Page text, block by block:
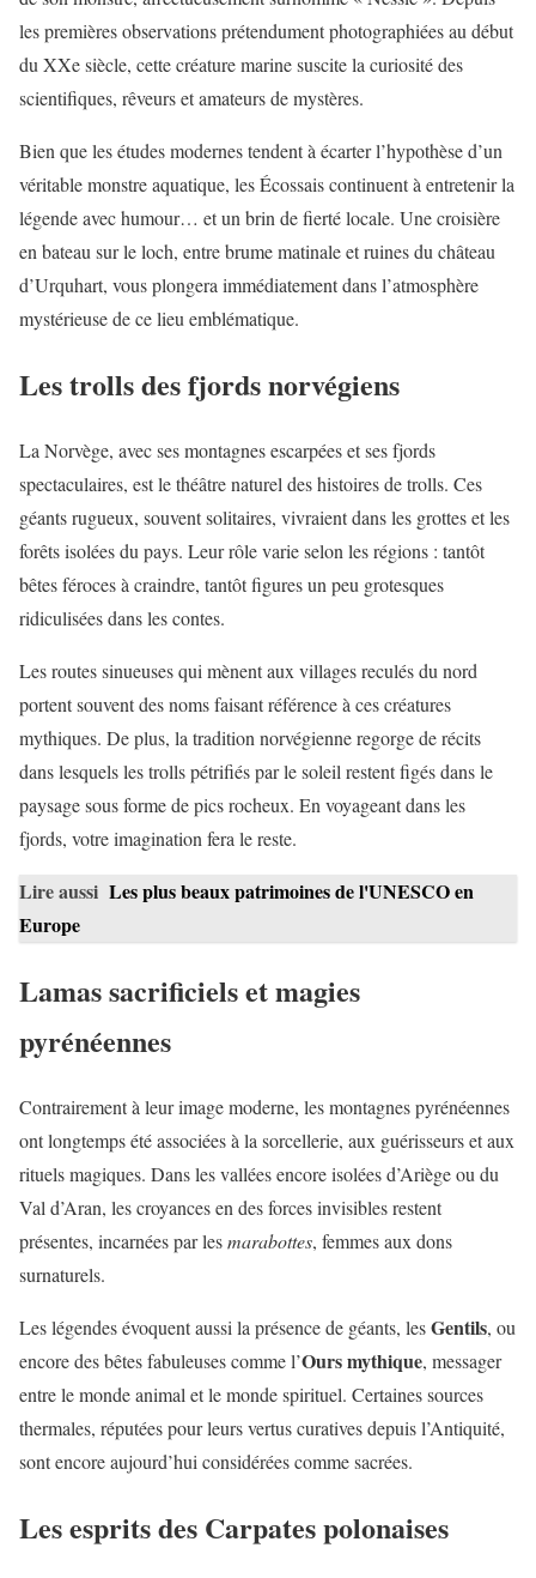
les premières observations prétendument photographiées au début
du XXe siècle, cette créature marine suscite la curiosité des
scientifiques, rêveurs et amateurs de mystères.
Bien que les études modernes tendent à écarter l’hypothèse d’un
véritable monstre aquatique, les Écossais continuent à entretenir la
légende avec humour… et un brin de fierté locale. Une croisière
en bateau sur le loch, entre brume matinale et ruines du château
d’Urquhart, vous plongera immédiatement dans l’atmosphère
mystérieuse de ce lieu emblématique.
Les trolls des fjords norvégiens
La Norvège, avec ses montagnes escarpées et ses fjords
spectaculaires, est le théâtre naturel des histoires de trolls. Ces
géants rugueux, souvent solitaires, vivraient dans les grottes et les
forêts isolées du pays. Leur rôle varie selon les régions : tantôt
bêtes féroces à craindre, tantôt figures un peu grotesques
ridiculisées dans les contes.
Les routes sinueuses qui mènent aux villages reculés du nord
portent souvent des noms faisant référence à ces créatures
mythiques. De plus, la tradition norvégienne regorge de récits
dans lesquels les trolls pétrifiés par le soleil restent figés dans le
paysage sous forme de pics rocheux. En voyageant dans les
fjords, votre imagination fera le reste.
Lire aussi Les plus beaux patrimoines de l'UNESCO en
Europe
Lamas sacrificiels et magies
pyrénéennes
Contrairement à leur image moderne, les montagnes pyrénéennes
ont longtemps été associées à la sorcellerie, aux guérisseurs et aux
rituels magiques. Dans les vallées encore isolées d’Ariège ou du
Val d’Aran, les croyances en des forces invisibles restent
présentes, incarnées par lesmarabottes, femmes aux dons
surnaturels.
Les légendes évoquent aussi la présence de géants, lesGentils, ou
encore des bêtes fabuleuses comme l’Ours mythique, messager
entre le monde animal et le monde spirituel. Certaines sources
thermales, réputées pour leurs vertus curatives depuis l’Antiquité,
sont encore aujourd’hui considérées comme sacrées.
Les esprits des Carpates polonaises